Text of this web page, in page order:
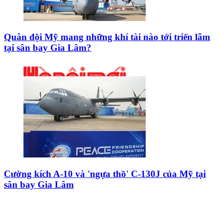
Quân đội Mỹ mang những khí tài nào tới triển lãm
tại sân bay Gia Lâm?
Cường kích A-10 và 'ngựa thồ' C-130J của Mỹ tại
sân bay Gia Lâm